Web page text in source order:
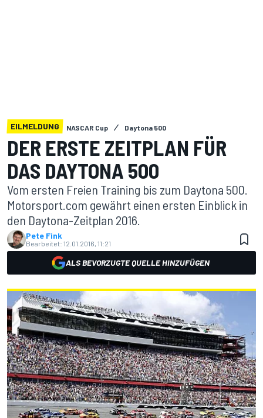
EILMELDUNG NASCAR Cup Daytona 500
DER ERSTE ZEITPLAN FÜR
DAS DAYTONA 500
Vom ersten Freien Training bis zum Daytona 500.
Motorsport.com gewährt einen ersten Einblick in
den Daytona-Zeitplan 2016.
Pete Fink
Bearbeitet: 12.01.2016, 11:21
ALS BEVORZUGTE QUELLE HINZUFÜGEN